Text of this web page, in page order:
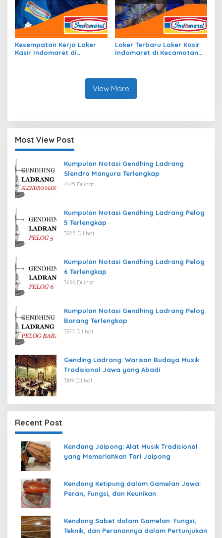
Kesempatan Kerja Loker
Kasir Indomaret di
Loker Terbaru Loker Kasir
Indomaret di Kecamatan
View More
Most View Post
Kumpulan Notasi Gendhing Ladrang
Slendro Manyura Terlengkap
4145 Dilihat
Kumpulan Notasi Gendhing Ladrang Pelog
5 Terlengkap
3925 Dilihat
Kumpulan Notasi Gendhing Ladrang Pelog
6 Terlengkap
3696 Dilihat
Kumpulan Notasi Gendhing Ladrang Pelog
Barang Terlengkap
3377 Dilihat
Gending Ladrang: Warisan Budaya Musik
Tradisional Jawa yang Abadi
3189 Dilihat
Recent Post
Kendang Jaipong: Alat Musik Tradisional
yang Memeriahkan Tari Jaipong
Kendang Ketipung dalam Gamelan Jawa:
Peran, Fungsi, dan Keunikan
Kendang Sabet dalam Gamelan: Fungsi,
Teknik, dan Peranannya dalam Pertunjukan